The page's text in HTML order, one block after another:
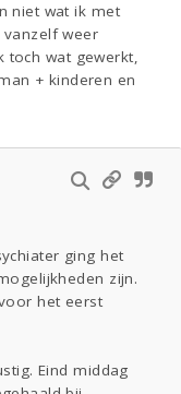
niet wat ik met
weer
toch wat gewerkt,
+ kinderen en
ging het
zijn.
het eerst
Eind middag